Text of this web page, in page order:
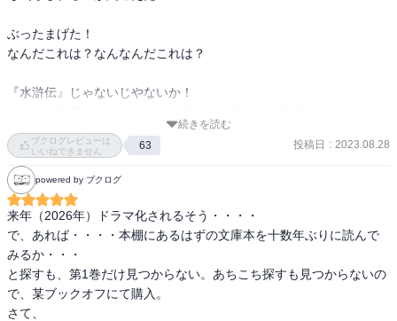
ぶったまげた！
なんだこれは？なんなんだこれは？
『水滸伝』じゃないじやないか！
も、中身はぜんぜん違う
もちろん『水滸伝』は読んだことがある
未完に終わったが吉川英治の『新・水滸伝』も読んでいる
その上でぜんぜん違うと感じるのだ
人物の造形力が図抜けている
そして元々あった器にひとりひとり新たな「魂」を入れ込んでいる
しかもそれぞれに重なることもなく、魅力的で、納得感もある
「魂」
これを登場人物全員にやっている
続きを読む
ブクログレビューは
いいねできません
63 投稿日 : 2023.08.28
powered by ブクログ
来年（2026年）ドラマ化されるそう・・・・
で、あれば・・・・本棚にあるはずの文庫本を十数年ぶりに読んで
みるか・・・
と探すも、第1巻だけ見つからない。あちこち探すも見つからないの
で、某ブックオフにて購入。
さて、